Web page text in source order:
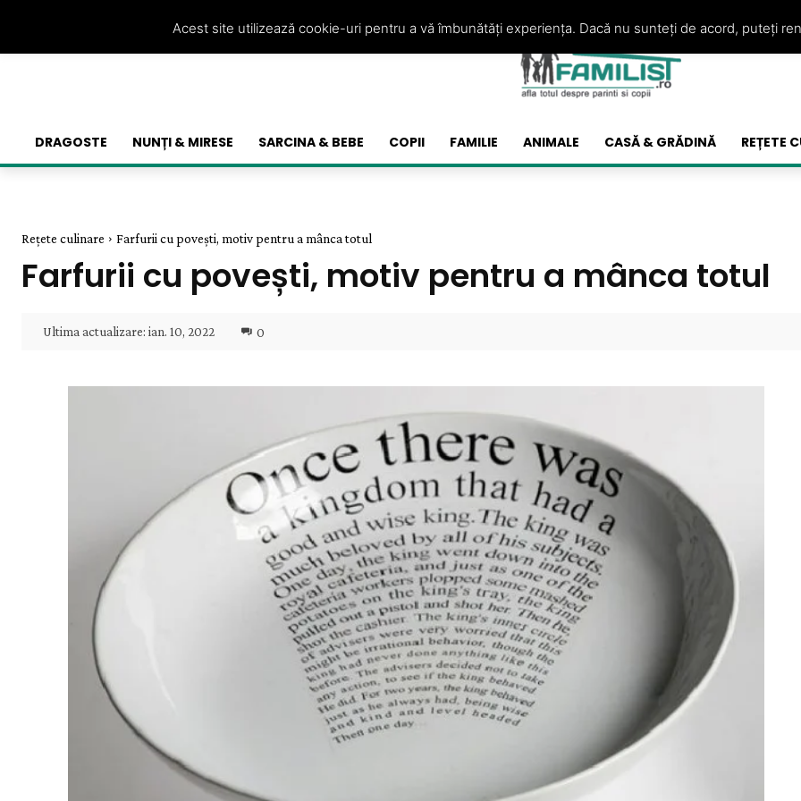
DRAGOSTE NUNȚI & MIRESE SARCINA & BEBE COPII FAMILIE ANIMALE CASĂ & GRĂDINĂ REȚETE
Rețete culinare Farfurii cu povești, motiv pentru a mânca totul
Farfurii cu povești, motiv pentru a mânca totul
Ultima actualizare: ian. 10, 2022 0
Acest site utilizează cookie-uri pentru a vă îmbunătăți experiența. Dacă nu sunteți de acord, puteți